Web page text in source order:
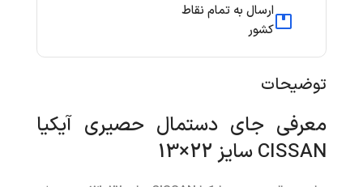
ارسال به تمام نقاط
کشور
توضیحات
معرفی جای دستمال حصیری آیکیا
CISSAN سایز 22×13